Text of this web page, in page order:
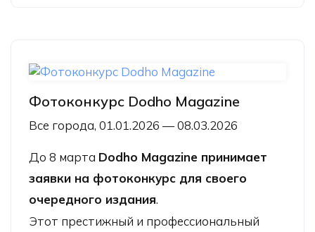
Фотоконкурс Dodho Magazine
Все города, 01.01.2026 — 08.03.2026
До 8 марта Dodho Magazine принимает
заявки на фотоконкурс для своего
очередного издания.
Этот престижный и профессиональный